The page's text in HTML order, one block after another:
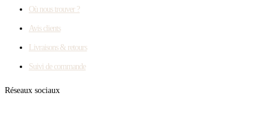
Où nous trouver ?
Avis clients
Livraisons & retours
Suivi de commande
Réseaux sociaux